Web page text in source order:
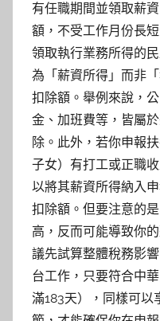
有任職期間並領取薪
額，不受工作月份長
領取執行業務所得的
為「薪資所得」而非
扣除額。舉例來說，
金、加班費等，皆屬
除。此外，若你申報
子女）有打工或正職
以將其薪資所得納入
扣除額。但要注意的
高，反而可能導致你
議先試算整體稅務影
台工作，只要符合中
滿183天），同樣可以